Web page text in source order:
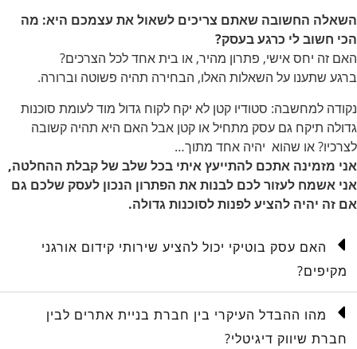
השאלה החשובה שאתם צריכים לשאול את עצמכם היא: מה
הכי חשוב לי כרגע בעסק?
האם זה יחס אישי, פתרון מהיר, או בית אחד לכל הצרכים?
ברגע שתענו על השאלות האלו, הבחירה תהיה פשוטה וברורה.
נקודה למחשבה: סטודיו קטן לא יקח לקוח גדול מוד לעומת סוכנות
גדולה תיקח גם עסק מתחיל או קטן אבל האם היא תהיה קשובה
לצרכיו? או שהוא יהיה אחד מתוך…
אני מזמינה אתכם להתייעץ איתי בכל שלב של קבלת ההחלטה,
אני אשמח לעזור לכם לבנות את הפתרון הנכון לעסק שלכם גם
אם זה יהיה להציע לפנות לסוכנות גדולה.
האם עסק בוטיקי יכול להציע שירותי קידום אורגני
מקיפים?
מהו ההבדל העיקרי בין חברת בניית אתרים לבין
חברת שיווק דיגיטלי?